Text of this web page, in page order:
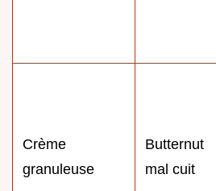
Crème
granuleuse
Butternut
mal cuit